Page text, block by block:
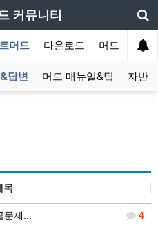
커뮤니티
머드 다운로드 머드 잡담
답변 머드 매뉴얼&팁 자반
목
4
제...